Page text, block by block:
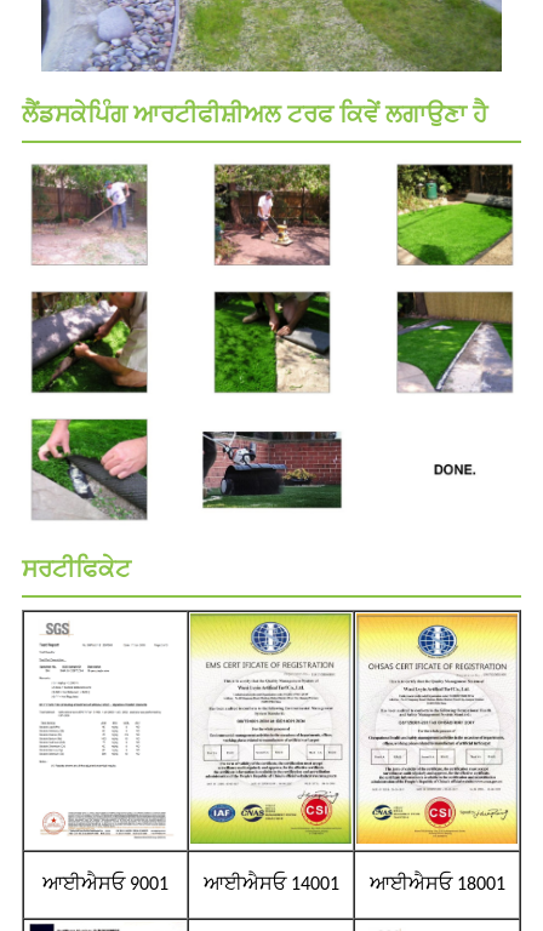
ਲੈਂਡਸਕੇਪਿੰਗ ਆਰਟੀਫੀਸ਼ੀਅਲ ਟਰਫ ਕਿਵੇਂ ਲਗਾਉਣਾ ਹੈ
ਸਰਟੀਫਿਕੇਟ
ਆਈਐਸਓ 9001 ਆਈਐਸਓ 14001 ਆਈਐਸਓ 18001